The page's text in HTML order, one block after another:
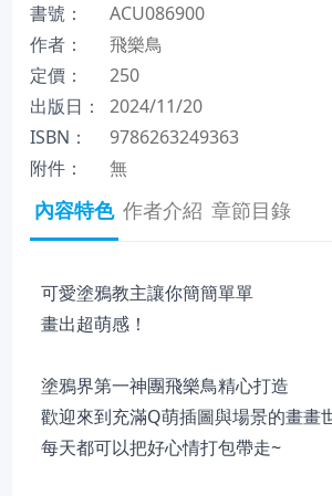
書號：
ACU086900
作者：
飛樂鳥
定價：
250
出版日：
2024/11/20
ISBN：
9786263249363
附件：
無
內容特色 作者介紹 章節目錄
可愛塗鴉教主讓你簡簡單單
畫出超萌感！
塗鴉界第一神團飛樂鳥精心打造
歡迎來到充滿Q萌插圖與場景的畫畫
每天都可以把好心情打包帶走~